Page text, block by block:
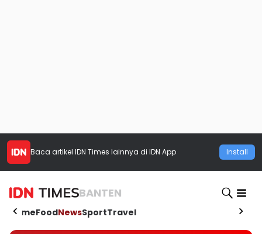
Baca artikel IDN Times lainnya di IDN App Install
BANTEN
HomeFoodNewsSportTravel